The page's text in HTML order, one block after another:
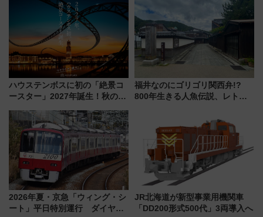
ハウステンボスに初の「絶景コ
ースター」2027年誕生！秋の
ろも一挙紹介
福井なのにゴリゴリ関西弁!?
800年生きる人魚伝説、レトロ
屋カフェで非日常を！週末観光
に最適な小浜の歩き方
2026年夏・京急「ウィング・シ
ート」平日特別運行 ダイヤ・
JR北海道が新型事業用機関車
「DD200形式500代」3両導入へ